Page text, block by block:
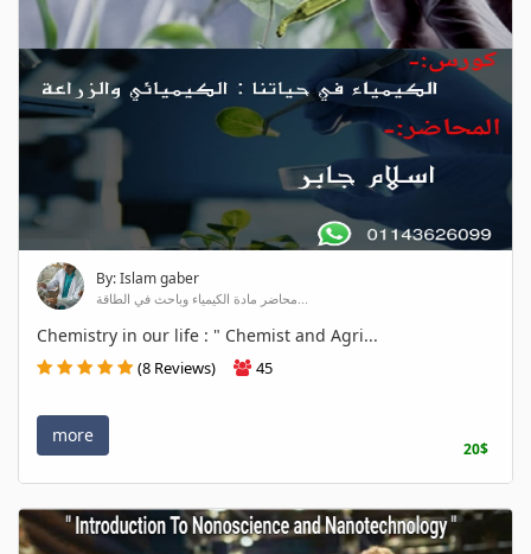
By: Islam gaber
محاضر مادة الكيمياء وباحث في الطاقة...
Chemistry in our life : " Chemist and Agri...
(8 Reviews) 45
more
20$